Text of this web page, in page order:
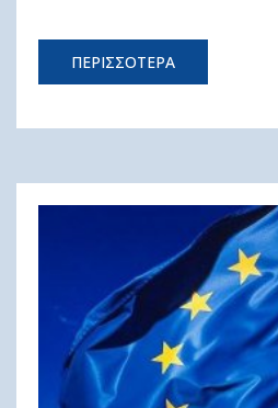
ΠΕΡΙΣΣΟΤΕΡΑ